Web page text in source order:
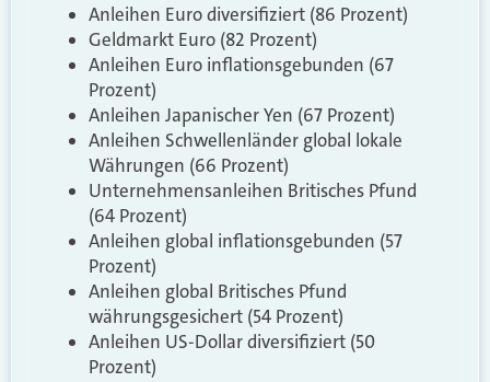
Anleihen Euro diversifiziert (86 Prozent)
Geldmarkt Euro (82 Prozent)
Anleihen Euro inflationsgebunden (67
Prozent)
Anleihen Japanischer Yen (67 Prozent)
Anleihen Schwellenländer global lokale
Währungen (66 Prozent)
Unternehmensanleihen Britisches Pfund
(64 Prozent)
Anleihen global inflationsgebunden (57
Prozent)
Anleihen global Britisches Pfund
währungsgesichert (54 Prozent)
Anleihen US-Dollar diversifiziert (50
Prozent)